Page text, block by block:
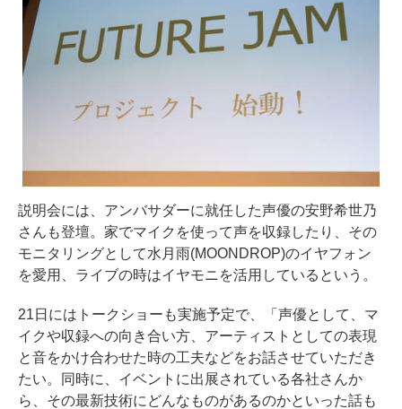
説明会には、アンバサダーに就任した声優の安野希世乃
さんも登壇。家でマイクを使って声を収録したり、その
モニタリングとして水月雨(MOONDROP)のイヤフォン
を愛用、ライブの時はイヤモニを活用しているという。
21日にはトークショーも実施予定で、「声優として、マ
イクや収録への向き合い方、アーティストとしての表現
と音をかけ合わせた時の工夫などをお話させていただき
たい。同時に、イベントに出展されている各社さんか
ら、その最新技術にどんなものがあるのかといった話も